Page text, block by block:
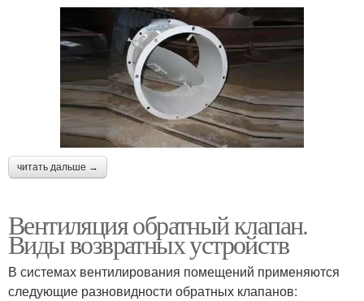
читать дальше →
Вентиляция обратный клапан.
Виды возвратных устройств
В системах вентилирования помещений применяются
следующие разновидности обратных клапанов: